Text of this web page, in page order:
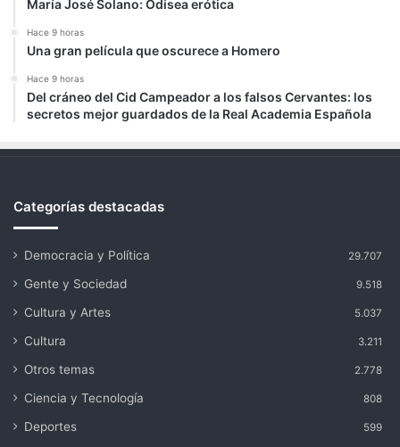
María José Solano: Odisea erótica
Hace 9 horas
Una gran película que oscurece a Homero
Hace 9 horas
Del cráneo del Cid Campeador a los falsos Cervantes: los
secretos mejor guardados de la Real Academia Española
Categorías destacadas
Democracia y Política 29.707
Gente y Sociedad 9.518
Cultura y Artes 5.037
Cultura 3.211
Otros temas 2.778
Ciencia y Tecnología 808
Deportes 599